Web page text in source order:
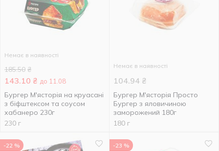
Немає в наявності
185.50 ₴
143.10 ₴ до 11.08
Бургер М'ясторія на круасані
з біфштексом та соусом
хабанеро 230г
230 г
Немає в наявності
104.94 ₴
Бургер М'ясторія Просто
Бургер з яловичиною
заморожений 180г
180 г
-22 % -23 %